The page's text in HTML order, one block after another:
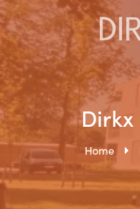
Dirkx
Home